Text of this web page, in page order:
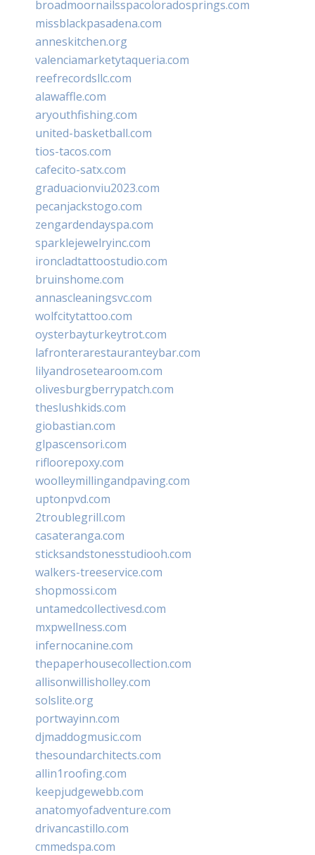
broadmoornailsspacoloradosprings.com
missblackpasadena.com
anneskitchen.org
valenciamarketytaqueria.com
reefrecordsllc.com
alawaffle.com
aryouthfishing.com
united-basketball.com
tios-tacos.com
cafecito-satx.com
graduacionviu2023.com
pecanjackstogo.com
zengardendayspa.com
sparklejewelryinc.com
ironcladtattoostudio.com
bruinshome.com
annascleaningsvc.com
wolfcitytattoo.com
oysterbayturkeytrot.com
lafronterarestauranteybar.com
lilyandrosetearoom.com
olivesburgberrypatch.com
theslushkids.com
giobastian.com
glpascensori.com
rifloorepoxy.com
woolleymillingandpaving.com
uptonpvd.com
2troublegrill.com
casateranga.com
sticksandstonesstudiooh.com
walkers-treeservice.com
shopmossi.com
untamedcollectivesd.com
mxpwellness.com
infernocanine.com
thepaperhousecollection.com
allisonwillisholley.com
solslite.org
portwayinn.com
djmaddogmusic.com
thesoundarchitects.com
allin1roofing.com
keepjudgewebb.com
anatomyofadventure.com
drivancastillo.com
cmmedspa.com